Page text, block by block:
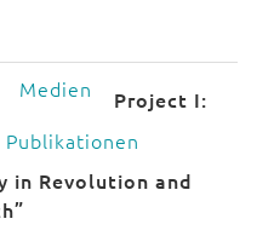
Medien
Publikationen
Project I:
in Revolution and